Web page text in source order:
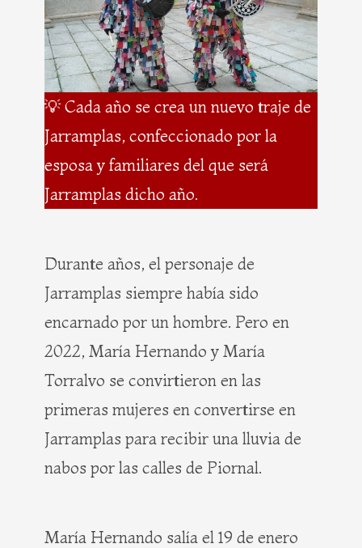
💡 Cada año se crea un nuevo traje de
Jarramplas, confeccionado por la
esposa y familiares del que será
Jarramplas dicho año.
Durante años, el personaje de
Jarramplas siempre había sido
encarnado por un hombre. Pero en
2022, María Hernando y María
Torralvo se convirtieron en las
primeras mujeres en convertirse en
Jarramplas para recibir una lluvia de
nabos por las calles de Piornal.
María Hernando salía el 19 de enero